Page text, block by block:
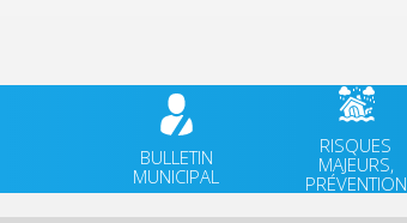
BULLETIN
MUNICIPAL
RISQUES
MAJEURS,
PRÉVENTION